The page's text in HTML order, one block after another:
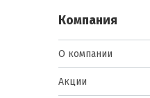
Компания
О компании
Акции